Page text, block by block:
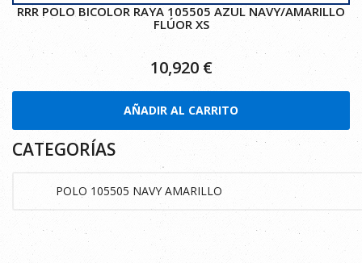
RRR POLO BICOLOR RAYA 105505 AZUL NAVY/AMARILLO
FLÚOR XS
10,920 €
AÑADIR AL CARRITO
CATEGORÍAS